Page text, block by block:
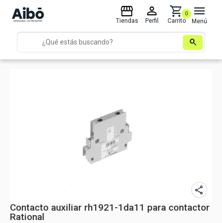
search
storefront
Tiendas
person
Perfil
shopping_cart
Carrito
0 menu
Menú
share
Contacto auxiliar rh1921-1da11 para contactor
Rational